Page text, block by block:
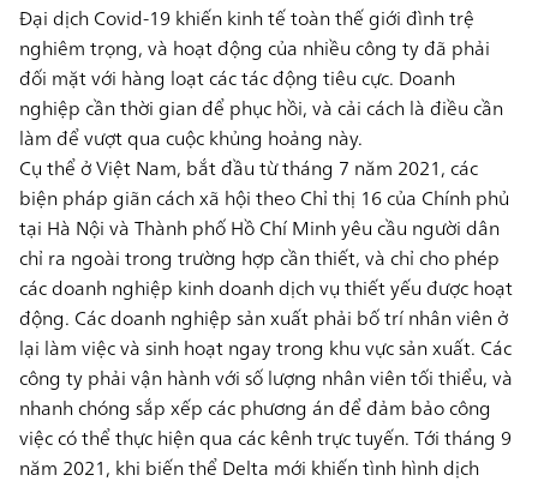
Đại dịch Covid-19 khiến kinh tế toàn thế giới đình trệ
nghiêm trọng, và hoạt động của nhiều công ty đã phải
đối mặt với hàng loạt các tác động tiêu cực. Doanh
nghiệp cần thời gian để phục hồi, và cải cách là điều cần
làm để vượt qua cuộc khủng hoảng này.
Cụ thể ở Việt Nam, bắt đầu từ tháng 7 năm 2021, các
biện pháp giãn cách xã hội theo Chỉ thị 16 của Chính phủ
tại Hà Nội và Thành phố Hồ Chí Minh yêu cầu người dân
chỉ ra ngoài trong trường hợp cần thiết, và chỉ cho phép
các doanh nghiệp kinh doanh dịch vụ thiết yếu được hoạt
động. Các doanh nghiệp sản xuất phải bố trí nhân viên ở
lại làm việc và sinh hoạt ngay trong khu vực sản xuất. Các
công ty phải vận hành với số lượng nhân viên tối thiểu, và
nhanh chóng sắp xếp các phương án để đảm bảo công
việc có thể thực hiện qua các kênh trực tuyến. Tới tháng 9
năm 2021, khi biến thể Delta mới khiến tình hình dịch